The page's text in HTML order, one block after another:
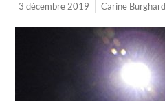
3 décembre 2019 Carine Burghard